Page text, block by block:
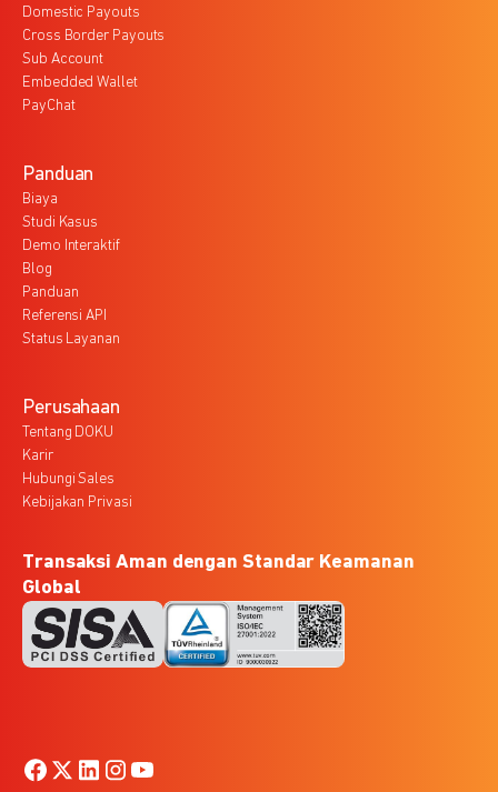
Domestic Payouts
Cross Border Payouts
Sub Account
Embedded Wallet
PayChat
Panduan
Biaya
Studi Kasus
Demo Interaktif
Blog
Panduan
Referensi API
Status Layanan
Perusahaan
Tentang DOKU
Karir
Hubungi Sales
Kebijakan Privasi
Transaksi Aman dengan Standar Keamanan
Global